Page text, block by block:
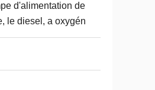
d'alimentation de
le diesel, a oxygén